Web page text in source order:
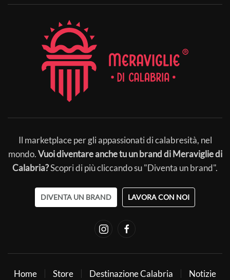
Il marketplace per gli appassionati di calabresità, nel
mondo.Vuoi diventare anche tu un brand di Meraviglie di
Calabria?Scopri di più cliccando su "Diventa un brand".
DIVENTA UN BRAND LAVORA CON NOI
Home Store Destinazione Calabria
Notizie